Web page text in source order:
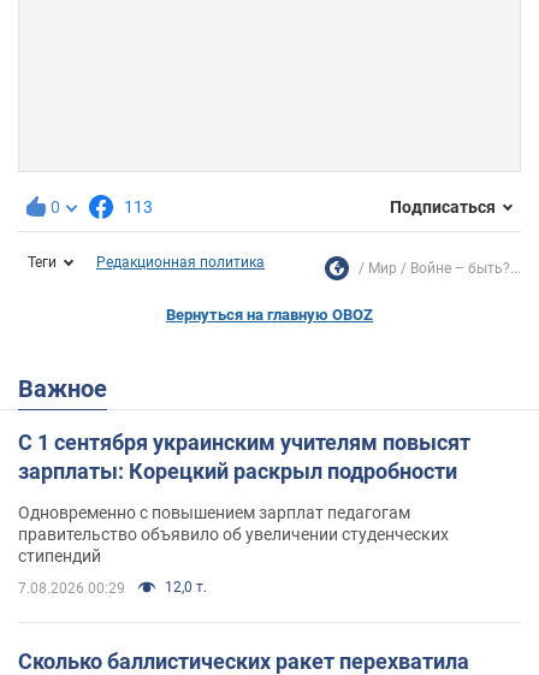
0 113 Подписаться
Теги Редакционная политика Мир Войне – быть?...
Вернуться на главную OBOZ
Важное
С 1 сентября украинским учителям повысят
зарплаты: Корецкий раскрыл подробности
Одновременно с повышением зарплат педагогам
правительство объявило об увеличении студенческих
стипендий
7.08.2026 00:29 12,0 т.
Сколько баллистических ракет перехватила